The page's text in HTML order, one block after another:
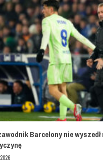
Barcelony nie wyszedł